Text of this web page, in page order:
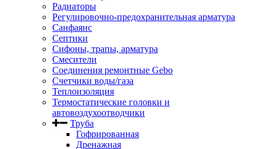
Радиаторы
Регулировочно-предохранительная арматура
Санфаянс
Септики
Сифоны, трапы, арматура
Смесители
Соединения ремонтные Gebo
Счетчики воды/газа
Теплоизоляция
Термостатические головки и
автовоздухоотводчики
Труба
Гофрированная
Дренажная